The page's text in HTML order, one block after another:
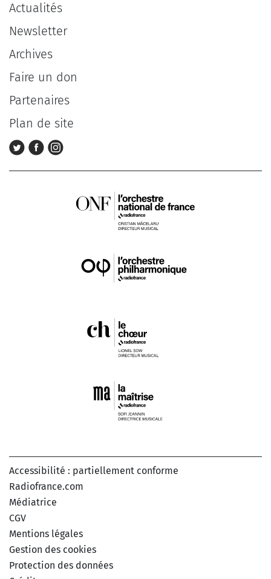
Actualités
Newsletter
Archives
Faire un don
Partenaires
Plan de site
Accessibilité : partiellement conforme
Radiofrance.com
Médiatrice
CGV
Mentions légales
Gestion des cookies
Protection des données